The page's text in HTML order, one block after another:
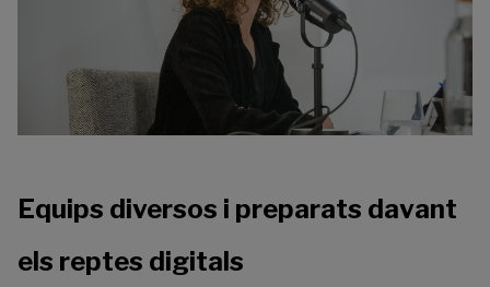
Equips diversos i preparats davant
els reptes digitals